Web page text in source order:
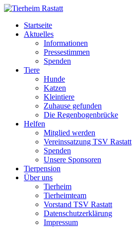
Startseite
Aktuelles
Informationen
Pressestimmen
Spenden
Tiere
Hunde
Katzen
Kleintiere
Zuhause gefunden
Die Regenbogenbrücke
Helfen
Mitglied werden
Vereinssatzung TSV Rastatt
Spenden
Unsere Sponsoren
Tierpension
Über uns
Tierheim
Tierheimteam
Vorstand TSV Rastatt
Datenschutzerklärung
Impressum